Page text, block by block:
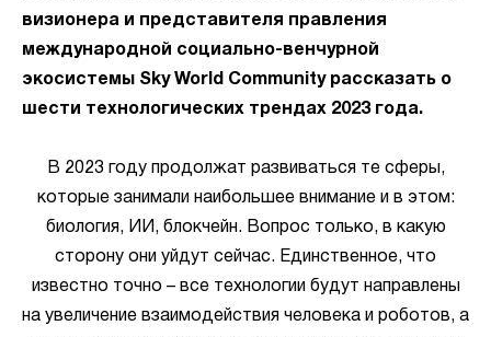
визионера и представителя правления
международной социально-венчурной
экосистемы Sky World Community рассказать о
шести технологических трендах 2023 года.
В 2023 году продолжат развиваться те сферы,
которые занимали наибольшее внимание и в этом:
биология, ИИ, блокчейн. Вопрос только, в какую
сторону они уйдут сейчас. Единственное, что
известно точно – все технологии будут направлены
на увеличение взаимодействия человека и роботов, а